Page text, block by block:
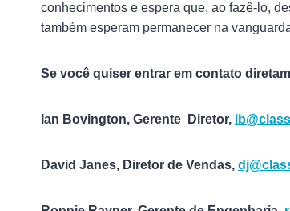
conhecimentos e espera que, ao fazê-lo,
também esperam permanecer na
Se você quiser entrar em contato
Ian Bovington, Gerente Diretor,
David Janes, Diretor de Vendas,